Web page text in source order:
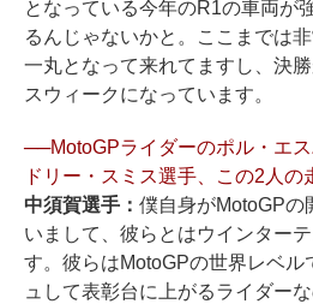
となっている今年のR1の車両が
るんじゃないかと。ここまでは
一丸となって来れてますし、決
スウィークになっています。
──MotoGPライダーのポル・エ
ドリー・スミス選手、この2人の
中須賀選手： 僕自身がMotoGPの
いまして、彼らとはウインター
す。彼らはMotoGPの世界レベル
ュして表彰台に上がるライダー